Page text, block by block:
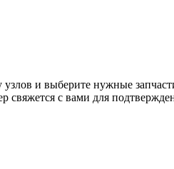
и выберите нужные
свяжется с вами для